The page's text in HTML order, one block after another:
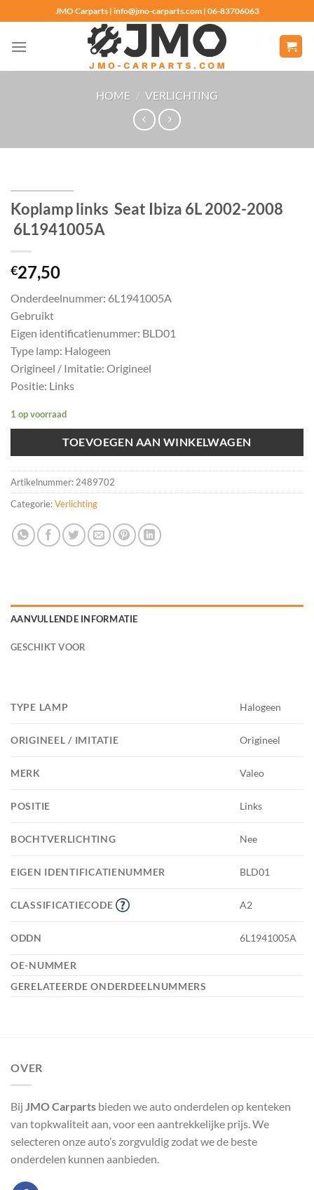
naar
inhoud
JMO Carparts | info@jmo-carparts.com | 06-83706063
HOME / VERLICHTING
Koplamp links Seat Ibiza 6L 2002-2008
6L1941005A
€27,50
Onderdeelnummer: 6L1941005A
Gebruikt
Eigen identificatienummer: BLD01
Type lamp: Halogeen
Origineel / Imitatie: Origineel
Positie: Links
1 op voorraad
TOEVOEGEN AAN WINKELWAGEN
Artikelnummer: 2489702
Categorie:Verlichting
AANVULLENDE INFORMATIE
GESCHIKT VOOR
TYPE LAMP Halogeen
ORIGINEEL / IMITATIE Origineel
MERK Valeo
POSITIE Links
BOCHTVERLICHTING Nee
EIGEN IDENTIFICATIENUMMER BLD01
CLASSIFICATIECODE A2
ODDN 6L1941005A
OE-NUMMER
GERELATEERDE ONDERDEELNUMMERS
OVER
Bij JMO Carparts bieden we auto onderdelen op kenteken
van topkwaliteit aan, voor een aantrekkelijke prijs. We
selecteren onze auto’s zorgvuldig zodat we de beste
onderdelen kunnen aanbieden.